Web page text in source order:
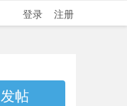
登录
注册
发帖